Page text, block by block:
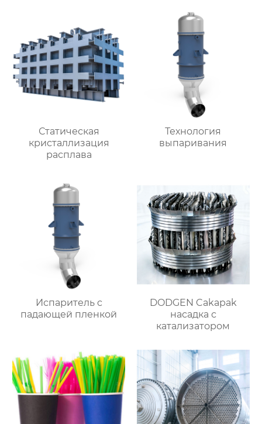
Статическая
кристаллизация
расплава
Технология
выпаривания
Испаритель c
падающей пленкой
DODGEN Cakapak
насадка с
катализатором